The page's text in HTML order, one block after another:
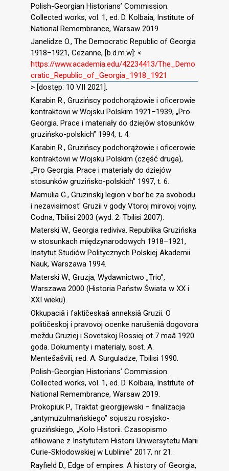
Polish-Georgian Historians’ Commission.
Collected works, vol. 1, ed. D. Kolbaia, Institute of
National Remembrance, Warsaw 2019.
Janelidze O., The Democratic Republic of Georgia
1918–1921, Cezanne, [b.d.m.w]: <
https://www.academia.edu/42234413/The_Demo
cratic_Republic_of_Georgia_1918_1921
> [dostęp: 10 VII 2021].
Karabin R., Gruzińscy podchorążowie i oficerowie
kontraktowi w Wojsku Polskim 1921–1939, „Pro
Georgia. Prace i materiały do dziejów stosunków
gruzińsko-polskich” 1994, t. 4.
Karabin R., Gruzińscy podchorążowie i oficerowie
kontraktowi w Wojsku Polskim (część druga),
„Pro Georgia. Prace i materiały do dziejów
stosunków gruzińsko-polskich” 1997, t. 6.
Mamulia G., Gruzinskij legion v bor′be za svobodu
i nezavisimost′ Gruzii v gody Vtoroj mirovoj vojny,
Codna, Tbilisi 2003 (wyd. 2: Tbilisi 2007).
Materski W., Georgia rediviva. Republika Gruzińska
w stosunkach międzynarodowych 1918–1921,
Instytut Studiów Politycznych Polskiej Akademii
Nauk, Warszawa 1994.
Materski W., Gruzja, Wydawnictwo „Trio”,
Warszawa 2000 (Historia Państw Świata w XX i
XXI wieku).
Okkupaciâ i faktičeskaâ anneksiâ Gruzii. O
političeskoj i pravovoj ocenke narušeniâ dogovora
meždu Gruziej i Sovetskoj Rossiej ot 7 maâ 1920
goda. Dokumenty i materialy, sost. A.
Mentešašvili, red. A. Surguladze, Tbilisi 1990.
Polish-Georgian Historians’ Commission.
Collected works, vol. 1, ed. D. Kolbaia, Institute of
National Remembrance, Warsaw 2019.
Prokopiuk P., Traktat gieorgijewski – finalizacja
„antymuzułmańskiego” sojuszu rosyjsko-
gruzińskiego, „Koło Historii. Czasopismo
afiliowane z Instytutem Historii Uniwersytetu Marii
Curie-Skłodowskiej w Lublinie” 2017, nr 21.
Rayfield D., Edge of empires. A history of Georgia,